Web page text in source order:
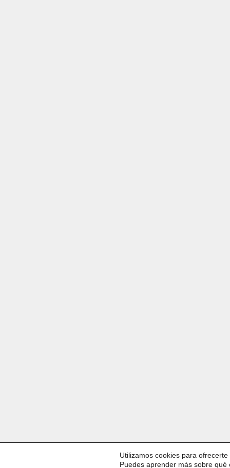
Utilizamos cookies para
Puedes aprender más sobre